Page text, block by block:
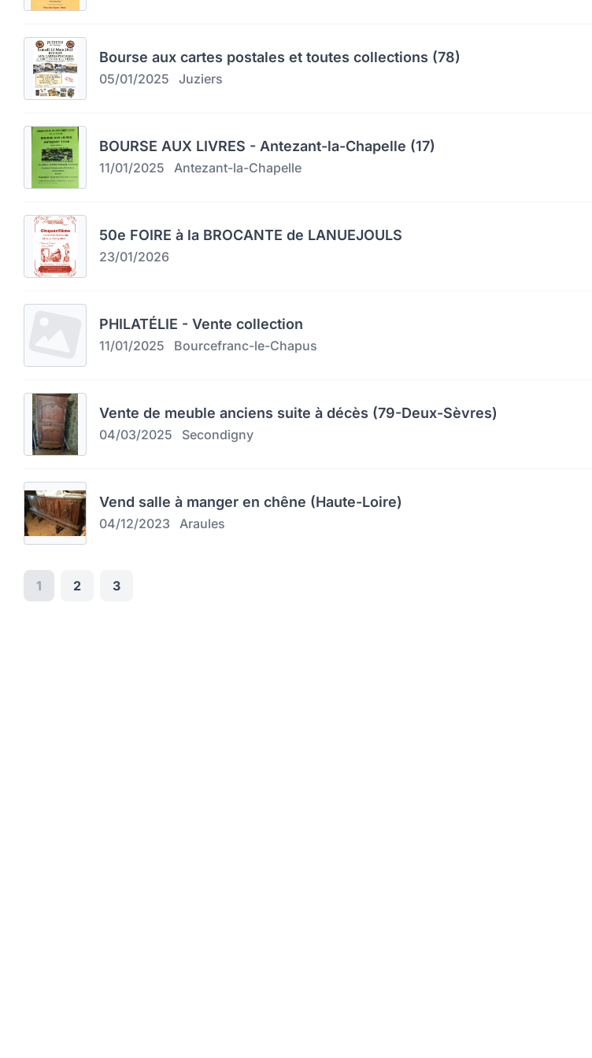
Bourse aux cartes postales et toutes collections (78)
05/01/2025 Juziers
BOURSE AUX LIVRES - Antezant-la-Chapelle (17)
11/01/2025 Antezant-la-Chapelle
50e FOIRE à la BROCANTE de LANUEJOULS
23/01/2026
PHILATÉLIE - Vente collection
11/01/2025 Bourcefranc-le-Chapus
Vente de meuble anciens suite à décès (79-Deux-Sèvres)
04/03/2025 Secondigny
Vend salle à manger en chêne (Haute-Loire)
04/12/2023 Araules
1 2 3